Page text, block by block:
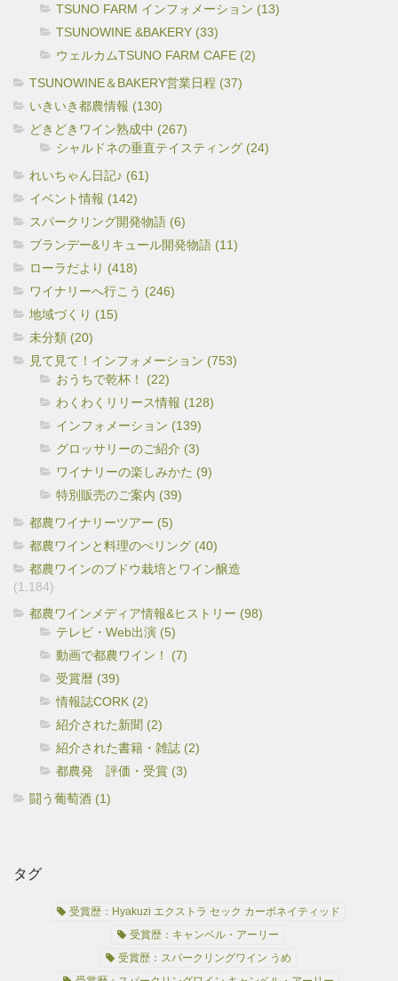
TSUNO FARM インフォメーション (13)
TSUNOWINE &BAKERY (33)
ウェルカムTSUNO FARM CAFE (2)
TSUNOWINE＆BAKERY営業日程 (37)
いきいき都農情報 (130)
どきどきワイン熟成中 (267)
シャルドネの垂直テイスティング (24)
れいちゃん日記♪ (61)
イベント情報 (142)
スパークリング開発物語 (6)
ブランデー&リキュール開発物語 (11)
ローラだより (418)
ワイナリーへ行こう (246)
地域づくり (15)
未分類 (20)
見て見て！インフォメーション (753)
おうちで乾杯！ (22)
わくわくリリース情報 (128)
インフォメーション (139)
グロッサリーのご紹介 (3)
ワイナリーの楽しみかた (9)
特別販売のご案内 (39)
都農ワイナリーツアー (5)
都農ワインと料理のぺリング (40)
都農ワインのブドウ栽培とワイン醸造
(1,184)
都農ワインメディア情報&ヒストリー (98)
テレビ・Web出演 (5)
動画で都農ワイン！ (7)
受賞暦 (39)
情報誌CORK (2)
紹介された新聞 (2)
紹介された書籍・雑誌 (2)
都農発 評価・受賞 (3)
闘う葡萄酒 (1)
タグ
受賞歴：Hyakuzi エクストラ セック カーボネイティッド
受賞歴：キャンベル・アーリー
受賞歴：スパークリングワイン うめ